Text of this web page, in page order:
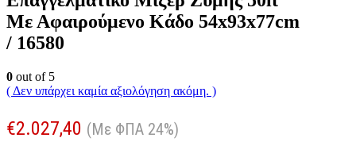
Με Αφαιρούμενο Κάδο 54x93x77cm
/ 16580
0 out of 5
( Δεν υπάρχει καμία αξιολόγηση ακόμη. )
€2.027,40 (Με ΦΠΑ 24%)